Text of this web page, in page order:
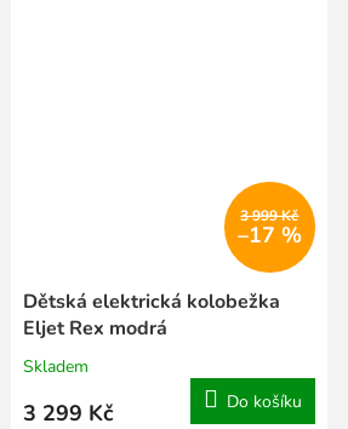
3 999 Kč
–17 %
Dětská elektrická kolobežka
Eljet Rex modrá
Skladem
3 299 Kč Do košíku